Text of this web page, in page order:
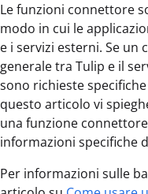
Le funzioni connettore
modo in cui le
e i servizi esterni. Se un
generale tra Tulip e il
sono richieste
questo articolo vi
una funzione
informazioni specifiche
Per informazioni sulle